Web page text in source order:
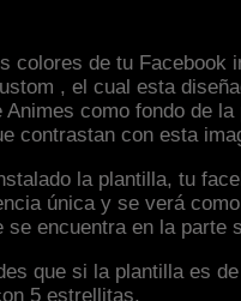
colores de tu Facebook
, el cual esta
Animes como fondo de
contrastan con esta
la plantilla, tu
única y se verá
se encuentra en la parte
que si la plantilla es
5 estrellitas.